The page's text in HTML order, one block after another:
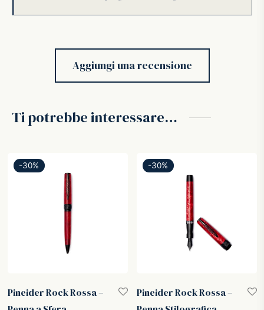
Aggiungi una recensione
Ti potrebbe interessare…
-30%
Pineider Rock Rossa –
-30%
Pineider Rock Rossa –